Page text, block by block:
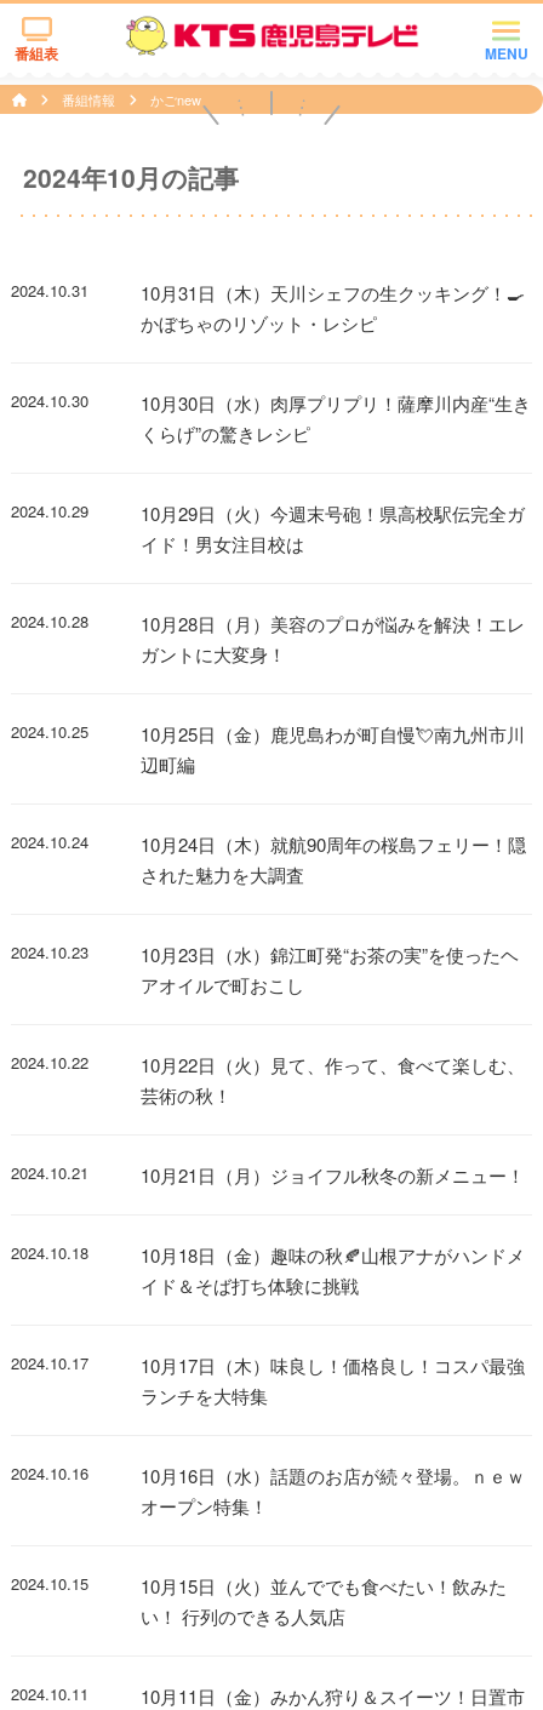
MENU
番組表
番組情報 かごnew
2024年10月の記事
2024.10.31
10月31日（木）天川シェフの生クッキング！🍳
かぼちゃのリゾット・レシピ
2024.10.30
10月30日（水）肉厚プリプリ！薩摩川内産“生き
くらげ”の驚きレシピ
2024.10.29
10月29日（火）今週末号砲！県高校駅伝完全ガ
イド！男女注目校は
2024.10.28
10月28日（月）美容のプロが悩みを解決！エレ
ガントに大変身！
2024.10.25
10月25日（金）鹿児島わが町自慢💘南九州市川
辺町編
2024.10.24
10月24日（木）就航90周年の桜島フェリー！隠
された魅力を大調査
2024.10.23
10月23日（水）錦江町発“お茶の実”を使ったヘ
アオイルで町おこし
2024.10.22
10月22日（火）見て、作って、食べて楽しむ、
芸術の秋！
2024.10.21 10月21日（月）ジョイフル秋冬の新メニュー！
2024.10.18
10月18日（金）趣味の秋🍂山根アナがハンドメ
イド＆そば打ち体験に挑戦
2024.10.17
10月17日（木）味良し！価格良し！コスパ最強
ランチを大特集
2024.10.16
10月16日（水）話題のお店が続々登場。ｎｅｗ
オープン特集！
2024.10.15
10月15日（火）並んででも食べたい！飲みた
い！ 行列のできる人気店
2024.10.11
10月11日（金）みかん狩り＆スイーツ！日置市